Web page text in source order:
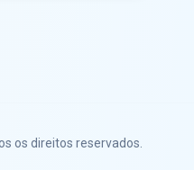
os direitos reservados.